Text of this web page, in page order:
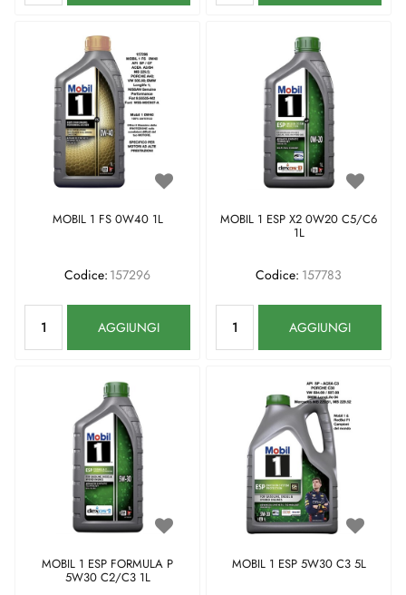
MOBIL 1 FS 0W40 1L
Codice: 157296
AGGIUNGI
MOBIL 1 ESP X2 0W20 C5/C6
1L
Codice: 157783
AGGIUNGI
MOBIL 1 ESP FORMULA P
5W30 C2/C3 1L
MOBIL 1 ESP 5W30 C3 5L